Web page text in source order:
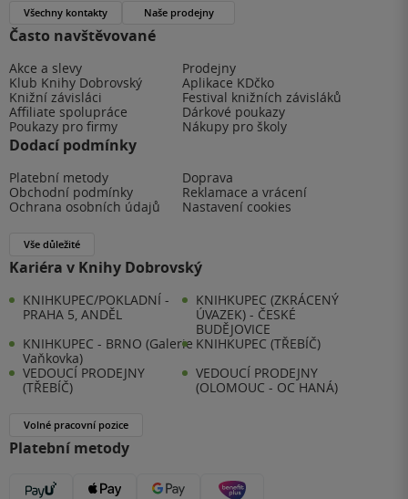
Často navštěvované
Akce a slevy
Prodejny
Klub Knihy Dobrovský
Aplikace KDčko
Knižní závisláci
Festival knižních závisláků
Affiliate spolupráce
Dárkové poukazy
Poukazy pro firmy
Nákupy pro školy
Dodací podmínky
Platební metody
Doprava
Obchodní podmínky
Reklamace a vrácení
Ochrana osobních údajů
Nastavení cookies
Vše důležité
Kariéra v Knihy Dobrovský
KNIHKUPEC/POKLADNÍ -
PRAHA 5, ANDĚL
KNIHKUPEC (ZKRÁCENÝ
ÚVAZEK) - ČESKÉ
BUDĚJOVICE
KNIHKUPEC - BRNO (Galerie
Vaňkovka)
KNIHKUPEC (TŘEBÍČ)
VEDOUCÍ PRODEJNY
(TŘEBÍČ)
VEDOUCÍ PRODEJNY
(OLOMOUC - OC HANÁ)
Volné pracovní pozice
Platební metody
Všechny kontakty Naše prodejny